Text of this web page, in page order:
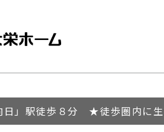
」駅徒歩８分 ★徒歩圏内に